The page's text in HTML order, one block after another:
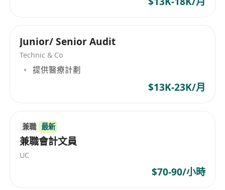
Junior/ Senior Audit
Technic & Co
提供醫療計劃
$13K-23K/月
兼職 最新
兼職會計文員
UC
$70-90/小時